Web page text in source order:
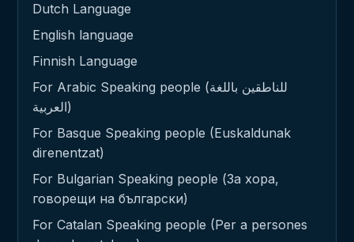
Dutch Language
English language
Finnish Language
For Arabic Speaking people (للناطقين باللغة
العربية)
For Basque Speaking people (Euskaldunak
direnentzat)
For Bulgarian Speaking people (За хора,
говорещи на български)
For Catalan Speaking people (Per a persones